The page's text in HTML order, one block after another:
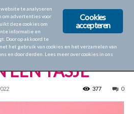
EEN TASJE
0
377
Cookies
accepteren
te analyseren
om advertenties voor
deze cookies om
informatie en
Door op akkoord te
het gebruik van cookies en het verzamelen van
en door derden. Lees meer over cookies in ons